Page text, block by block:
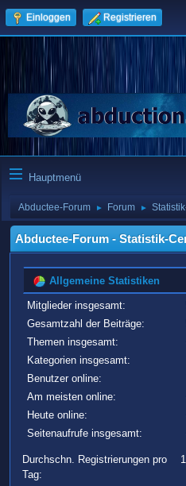
Einloggen Registrieren
Hauptmenü
Abductee-Forum ► Forum ►
Abductee-Forum - Statistik-
Allgemeine Statistiken
Mitglieder insgesamt:
Gesamtzahl der Beiträge:
Themen insgesamt:
Kategorien insgesamt:
Benutzer online:
Am meisten online:
Heute online:
Seitenaufrufe insgesamt:
Durchschn. Registrierungen pro
Tag: